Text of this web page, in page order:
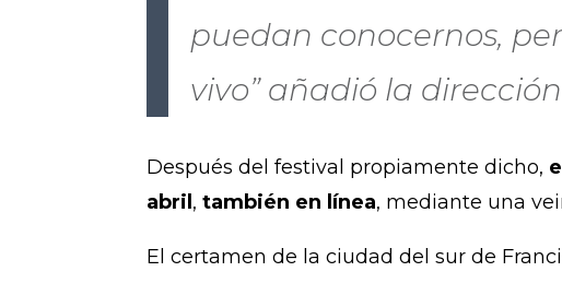
puedan conocernos,
vivo” añadió la
Después del festival propiamente dicho,
abril, también en línea, mediante una
El certamen de la ciudad del sur de